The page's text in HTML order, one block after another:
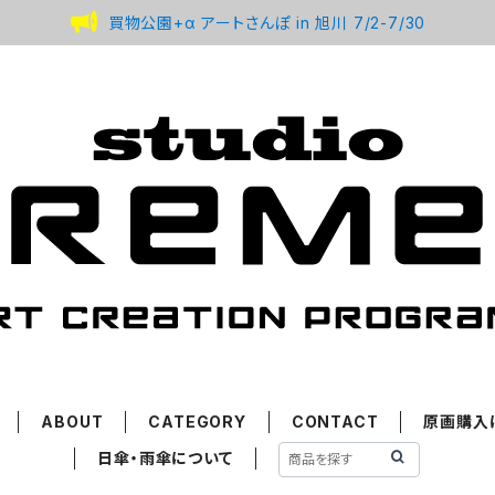
買物公園+α アートさんぽ in 旭川 7/2-7/30
ABOUT CATEGORY CONTACT
原画購入
日傘・雨傘について